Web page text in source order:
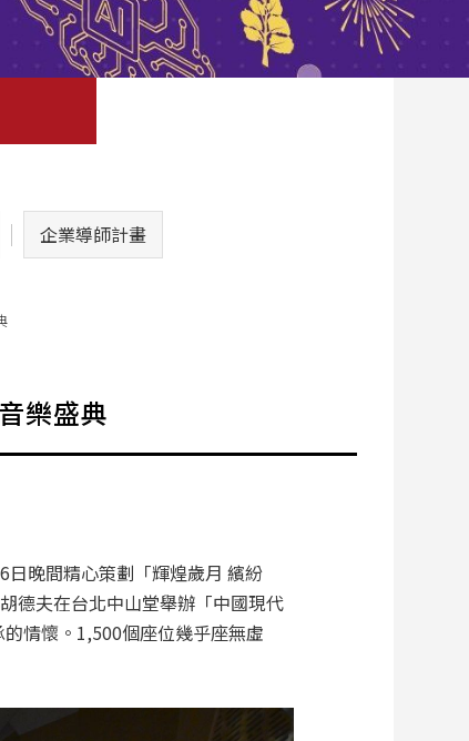
企業導師計畫
樂盛典
晚間精心策劃「輝煌歲月 繽紛
德夫在台北中山堂舉辦「中國現代
情懷。1,500個座位幾乎座無虛